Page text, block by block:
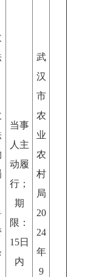
当事
人主
动履
行；
期
限：
15日
内
武
汉
市
农
业
农
村
局
20
24
年
9